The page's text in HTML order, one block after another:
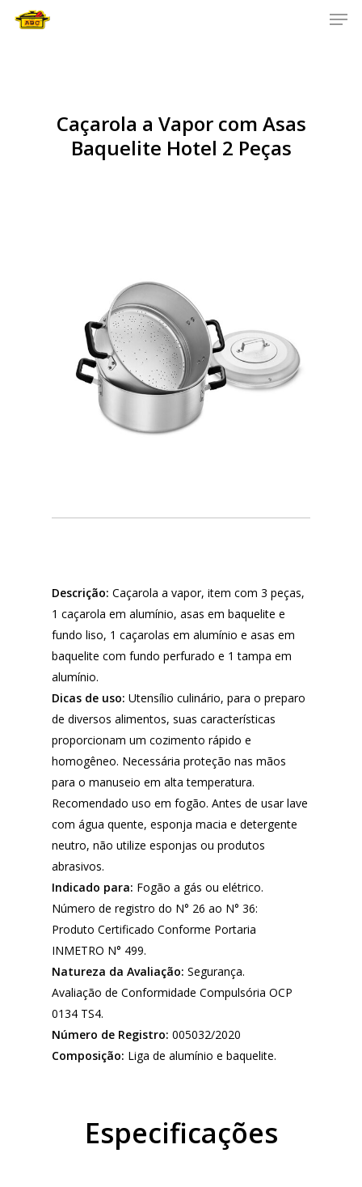
Caçarola a Vapor com Asas
Baquelite Hotel 2 Peças
Descrição: Caçarola a vapor, item com 3 peças,
1 caçarola em alumínio, asas em baquelite e
fundo liso, 1 caçarolas em alumínio e asas em
baquelite com fundo perfurado e 1 tampa em
alumínio.
Dicas de uso: Utensílio culinário, para o preparo
de diversos alimentos, suas características
proporcionam um cozimento rápido e
homogêneo. Necessária proteção nas mãos
para o manuseio em alta temperatura.
Recomendado uso em fogão. Antes de usar lave
com água quente, esponja macia e detergente
neutro, não utilize esponjas ou produtos
abrasivos.
Indicado para: Fogão a gás ou elétrico.
Número de registro do N° 26 ao N° 36:
Produto Certificado Conforme Portaria
INMETRO N° 499.
Natureza da Avaliação: Segurança.
Avaliação de Conformidade Compulsória OCP
0134 TS4.
Número de Registro: 005032/2020
Composição: Liga de alumínio e baquelite.
Especificações